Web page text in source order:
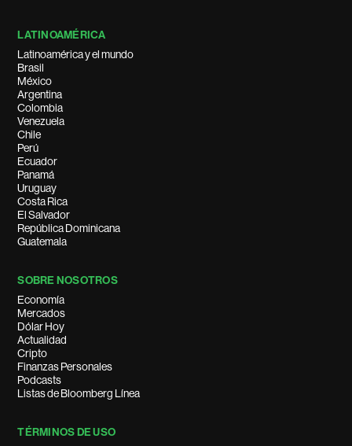
LATINOAMÉRICA
Latinoamérica y el mundo
Brasil
México
Argentina
Colombia
Venezuela
Chile
Perú
Ecuador
Panamá
Uruguay
Costa Rica
El Salvador
República Dominicana
Guatemala
SOBRE NOSOTROS
Economía
Mercados
Dólar Hoy
Actualidad
Cripto
Finanzas Personales
Podcasts
Listas de Bloomberg Línea
TÉRMINOS DE USO